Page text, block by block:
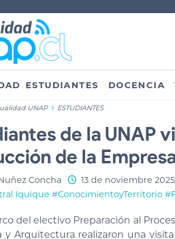
ESTUDIANTES DOCENCIA
UNAP ESTUDIANTES
de la UNAP
de la
Concha
13 de noviembre 2025
Iquique #ConocimientoyTerritorio
del electivo Preparación al
y Arquitectura realizaron una